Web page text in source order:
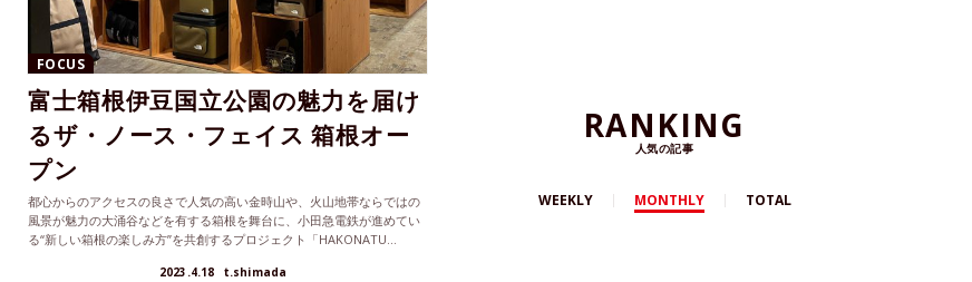
FOCUS
富士箱根伊豆国立公園の魅力を届け
るザ・ノース・フェイス 箱根オー
プン
都心からのアクセスの良さで人気の高い金時山や、火山地帯ならではの
風景が魅力の大涌谷などを有する箱根を舞台に、小田急電鉄が進めてい
る“新しい箱根の楽しみ方”を共創するプロジェクト「HAKONATU...
2023.4.18 t.shimada